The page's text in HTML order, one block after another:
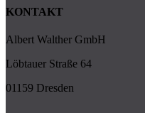
KONTAKT
Albert Walther GmbH
Löbtauer Straße 64
01159 Dresden